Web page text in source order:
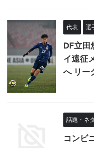
代表 選
DF立田
イ遠征
へ リー
話題・ネタ
コンビ